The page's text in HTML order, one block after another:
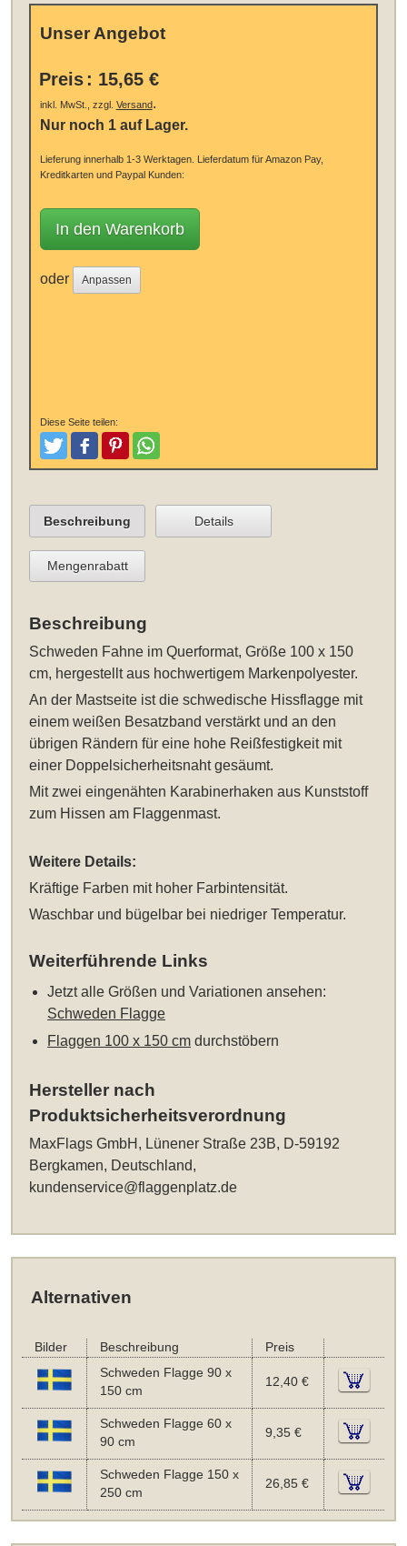
Unser Angebot
Preis : 15,65 €
inkl. MwSt., zzgl. Versand.
Nur noch 1 auf Lager.
Lieferung innerhalb 1-3 Werktagen. Lieferdatum für Amazon Pay,
Kreditkarten und Paypal Kunden:
In den Warenkorb
oder Anpassen
Diese Seite teilen:
TweetenPostenPinterestTeilen
Beschreibung Details
Mengenrabatt
Beschreibung
Schweden Fahne im Querformat, Größe 100 x 150
cm, hergestellt aus hochwertigem Markenpolyester.
An der Mastseite ist die schwedische Hissflagge mit
einem weißen Besatzband verstärkt und an den
übrigen Rändern für eine hohe Reißfestigkeit mit
einer Doppelsicherheitsnaht gesäumt.
Mit zwei eingenähten Karabinerhaken aus Kunststoff
zum Hissen am Flaggenmast.
Weitere Details:
Kräftige Farben mit hoher Farbintensität.
Waschbar und bügelbar bei niedriger Temperatur.
Weiterführende Links
Jetzt alle Größen und Variationen ansehen:
Schweden Flagge
Flaggen 100 x 150 cm durchstöbern
Hersteller nach
Produktsicherheitsverordnung
MaxFlags GmbH, Lünener Straße 23B, D-59192
Bergkamen, Deutschland,
kundenservice@flaggenplatz.de
Alternativen
Bilder Beschreibung
Preis
Schweden Flagge 90 x
150 cm
12,40 €
Schweden Flagge 60 x
90 cm
9,35 €
Schweden Flagge 150 x
250 cm
26,85 €